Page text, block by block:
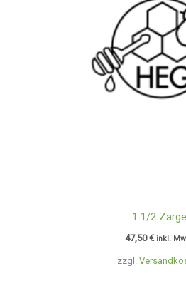
zzgl.
1 1/2 Zarge
47,50€ inkl.